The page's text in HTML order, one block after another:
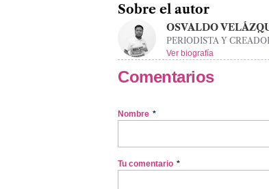
Sobre el autor
OSVALDO
PERIODISTA Y
Ver biografía
Comentarios
Nombre *
Tu comentario *